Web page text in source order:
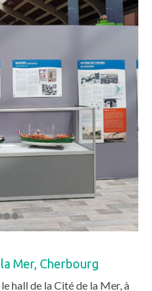
Mer, Cherbourg
hall de la Cité de la Mer, à